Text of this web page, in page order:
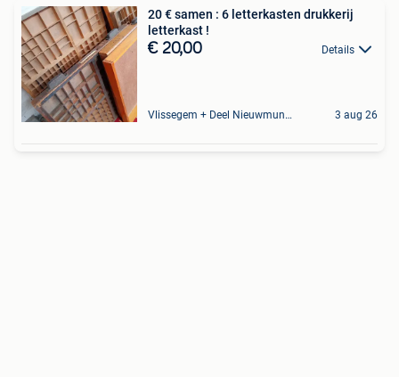
20 € samen : 6 letterkasten drukkerij
letterkast !
€ 20,00 Details
Vlissegem + Deel Nieuwmunster 3 aug 26